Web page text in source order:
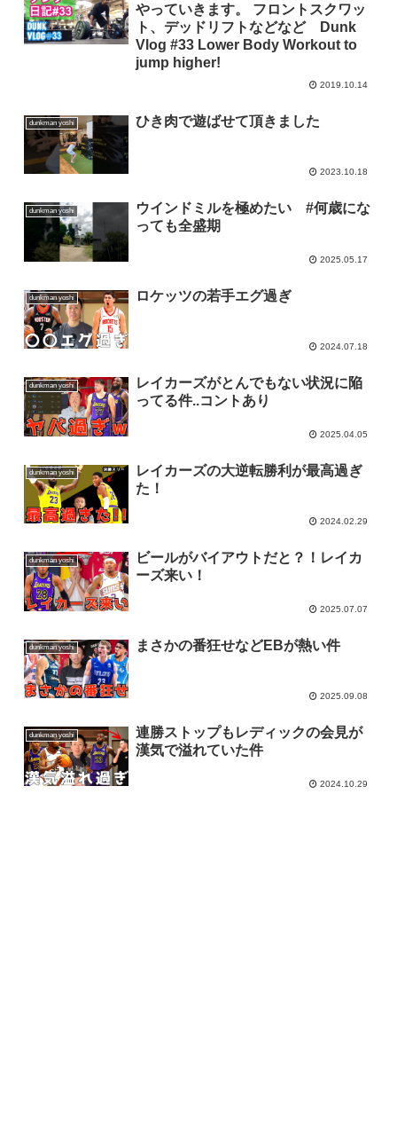
やっていきます。 フロントスクワッ
ト、デッドリフトなどなど Dunk
Vlog #33 Lower Body Workout to
jump higher!
2019.10.14
dunkman yoshi ひき肉で遊ばせて頂きました
2023.10.18
dunkman yoshi
ウインドミルを極めたい #何歳にな
っても全盛期
2025.05.17
dunkman yoshi ロケッツの若手エグ過ぎ
2024.07.18
dunkman yoshi
レイカーズがとんでもない状況に陥
ってる件..コントあり
2025.04.05
dunkman yoshi
レイカーズの大逆転勝利が最高過ぎ
た！
2024.02.29
dunkman yoshi
ビールがバイアウトだと？！レイカ
ーズ来い！
2025.07.07
dunkman yoshi まさかの番狂せなどEBが熱い件
2025.09.08
dunkman yoshi
連勝ストップもレディックの会見が
漢気で溢れていた件
2024.10.29